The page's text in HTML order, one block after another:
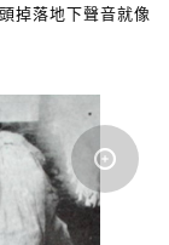
掉落地下聲音就像